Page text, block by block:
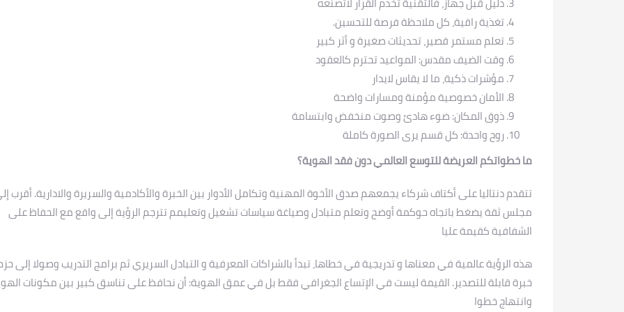
تغذية راقية، كل ملاحظة فرصة للتحسين.
تعلم مستمر قصير، تحديثات صغيرة و أثر كبير
وقت الضيف مقدس: المواعيد تحترم كالعقود
مؤشرات ذكية، ما لا يقاس لايدار
الأمان خصوصية مؤمنة ومسارات واضحة
ذوق المكان: ضوء هادئ وصوت منخفض وابتسامة
روح واحدة: كل قسم يرى الصورة كاملة
ما خطواتكم العريضة للتوسع العالمي دون فقد الهوية؟
تتقدم دنتاليا على أكتاف شركاء يجمعهم صدق الأخوة المهنية وتكامل الأدوار بين الخبرة والأكادمية والسريرة والادارية. أقرب
مجلس ثقة يضغط باتجاه حوكمة أوضح وتعلم متبادل وصياغة سياسات تشغيل وتعليمم تترجم الرؤية إلى واقع مع الحفاظ على
الشفافية كقيمة عليا
هذه الرؤية عالمية في معناها و تدريجية في خطاها، تبدأ بالشراكات المعرفية و التبادل السريري ثم برامج التدريب وصولا إلى
خبرة قابلة للتصدير. القيمة ليست في الإتساع الجغرافي فقط بل في عمق الهوية: أن نحافظ على تناسق كبير بين مكونات
وانتهاج خطوا